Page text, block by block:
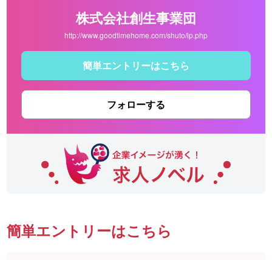
株式会社創生事業団
http://www.goodtimehome.com/shuto/lp.php
簡単エントリーはこちら
フォローする
簡単エントリーはこちら